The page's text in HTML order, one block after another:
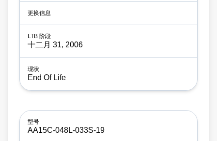
十二月 31, 2006
End Of Life
AA15C-048L-033S-19